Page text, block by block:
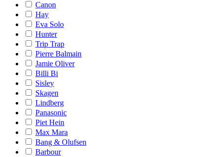
Canon
Hay
Eva Solo
Hunter
Trip Trap
Pierre Balmain
Jamie Oliver
Billi Bi
Sisley
Skagen
Lindberg
Panasonic
Piet Hein
Max Mara
Bang & Olufsen
Barbour